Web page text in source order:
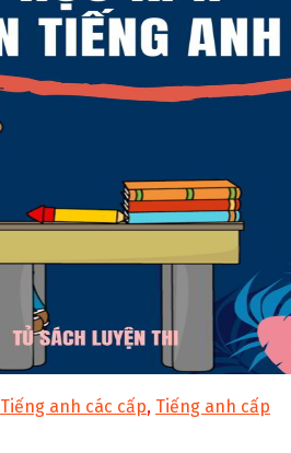
Tiếng anh các cấp, Tiếng anh cấp